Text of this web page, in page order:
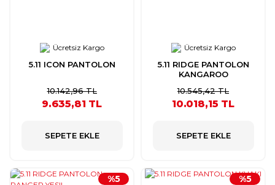
Ücretsiz Kargo
5.11 ICON PANTOLON
10.142,96 TL
9.635,81 TL
SEPETE EKLE
Ücretsiz Kargo
5.11 RIDGE PANTOLON
KANGAROO
10.545,42 TL
10.018,15 TL
SEPETE EKLE
%5 %5